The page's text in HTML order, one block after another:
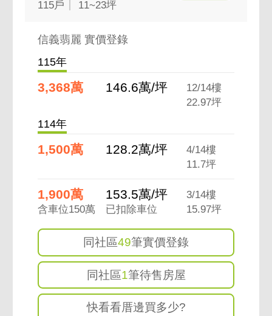
115戶 11~23坪
信義翡麗 實價登錄
115年
3,368萬 146.6萬/坪
12/14樓
22.97坪
114年
1,500萬 128.2萬/坪
4/14樓
11.7坪
1,900萬
含車位150萬
153.5萬/坪
已扣除車位
3/14樓
15.97坪
同社區49筆實價登錄
同社區1筆待售房屋
快看看厝邊買多少?